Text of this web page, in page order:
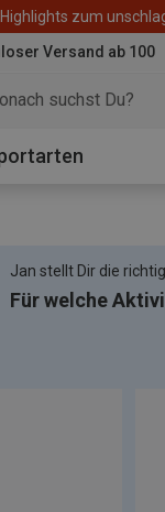
Highlights zum
Versand ab 100
Jan stellt Dir die
Für welche